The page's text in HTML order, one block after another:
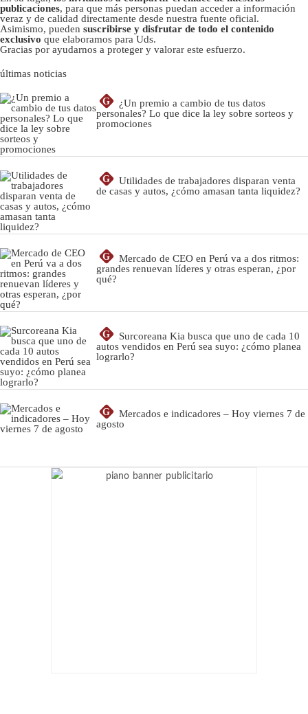
publicaciones, para que más personas puedan acceder a información
veraz y de calidad directamente desde nuestra fuente oficial.
Asimismo, pueden suscribirse y disfrutar de todo el contenido
exclusivo que elaboramos para Uds.
Gracias por ayudarnos a proteger y valorar este esfuerzo.
últimas noticias
G
¿Un premio a cambio de tus datos
personales? Lo que dice la ley sobre sorteos y
promociones
G
Utilidades de trabajadores disparan venta
de casas y autos, ¿cómo amasan tanta liquidez?
G
Mercado de CEO en Perú va a dos ritmos:
grandes renuevan líderes y otras esperan, ¿por
qué?
G
Surcoreana Kia busca que uno de cada 10
autos vendidos en Perú sea suyo: ¿cómo planea
lograrlo?
G
Mercados e indicadores – Hoy viernes 7 de
agosto